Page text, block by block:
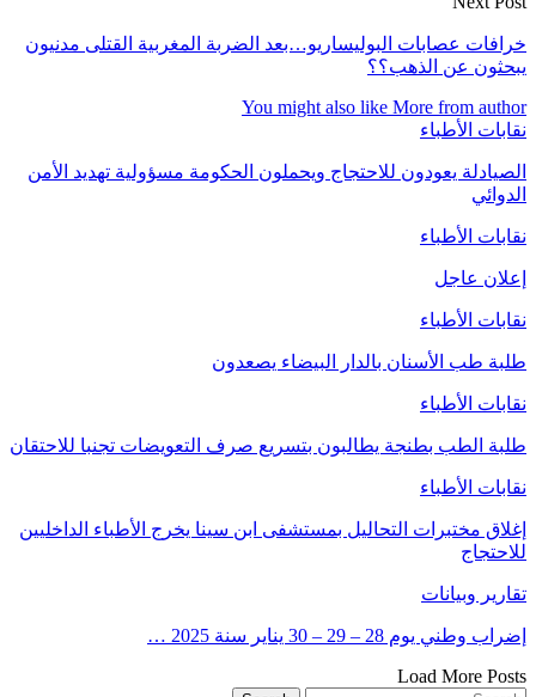
خرافات عصابات البوليساريو…بعد الضربة المغربية القتلى مدنيون
يبحثون عن الذهب؟؟
You might also like More from author
نقابات الأطباء
الصيادلة يعودون للاحتجاج ويحملون الحكومة مسؤولية تهديد الأمن
الدوائي
نقابات الأطباء
إعلان عاجل
نقابات الأطباء
طلبة طب الأسنان بالدار البيضاء يصعدون
نقابات الأطباء
طلبة الطب بطنجة يطالبون بتسريع صرف التعويضات تجنبا للاحتقان
نقابات الأطباء
إغلاق مختبرات التحاليل بمستشفى ابن سينا يخرج الأطباء الداخليين
للاحتجاج
تقارير وبيانات
إضراب وطني يوم 28 – 29 – 30 يناير سنة 2025 …
Load More Posts